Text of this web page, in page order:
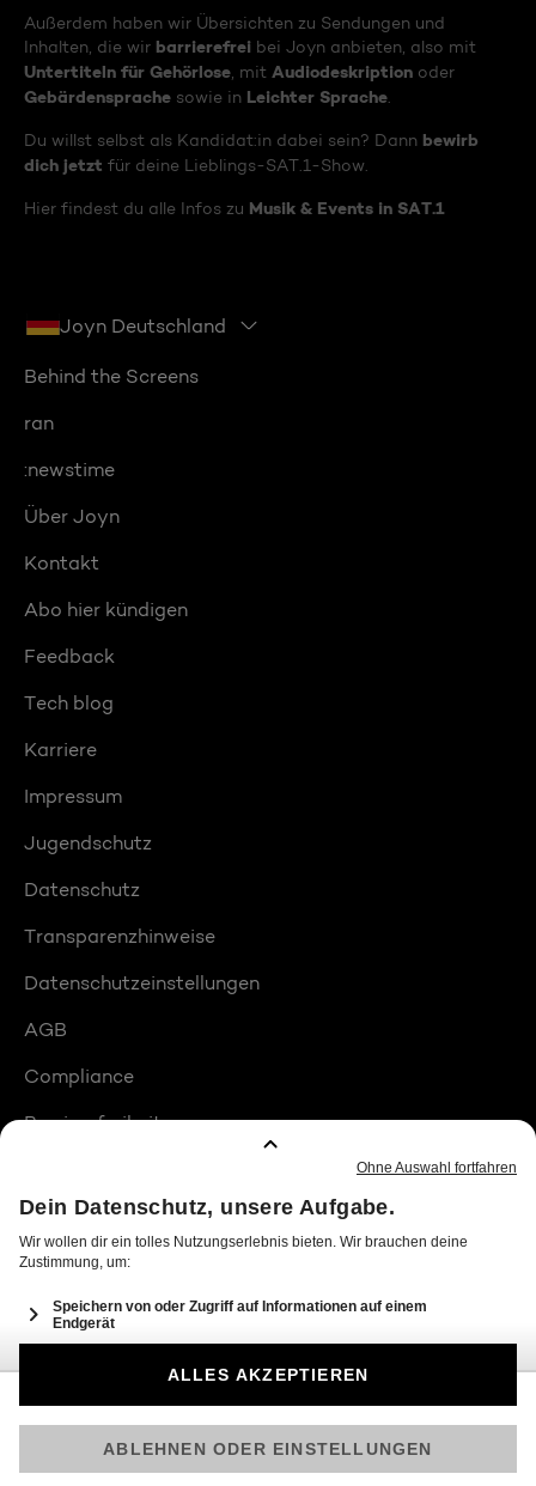
Außerdem haben wir Übersichten zu Sendungen und
Inhalten, die wir barrierefrei bei Joyn anbieten, also mit
Untertiteln für Gehörlose , mit Audiodeskription oder
Gebärdensprache sowie in Leichter Sprache
Du willst selbst als Kandidat:in dabei sein? Dann bewirb
dich jetzt für deine Lieblings-SAT.1-Show.
Hier findest du alle Infos zu Musik & Events in SAT.1
Joyn Deutschland
Behind the Screens
ran
:newstime
Über Joyn
Kontakt
Abo hier kündigen
Feedback
Tech blog
Karriere
Impressum
Jugendschutz
Datenschutz
Transparenzhinweise
Datenschutzeinstellungen
AGB
Compliance
Barrierefreiheit